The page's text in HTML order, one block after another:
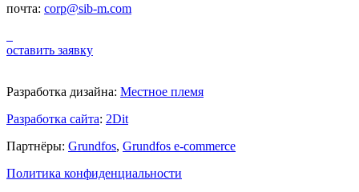
почта: corp@sib-m.com
оставить заявку
Разработка дизайна: Местное племя
Разработка сайта: 2Dit
Партнёры: Grundfos, Grundfos e-commerce
Политика конфиденциальности